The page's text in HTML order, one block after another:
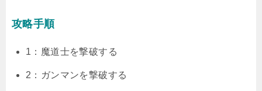
攻略手順
1：魔道士を撃破する
2：ガンマンを撃破する